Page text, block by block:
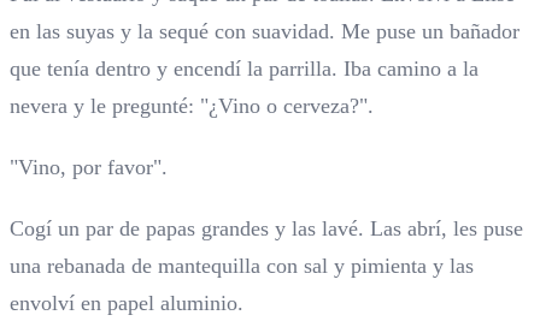
en las suyas y la sequé con suavidad. Me puse un bañador
que tenía dentro y encendí la parrilla. Iba camino a la
nevera y le pregunté: "¿Vino o cerveza?".
"Vino, por favor".
Cogí un par de papas grandes y las lavé. Las abrí, les puse
una rebanada de mantequilla con sal y pimienta y las
envolví en papel aluminio.